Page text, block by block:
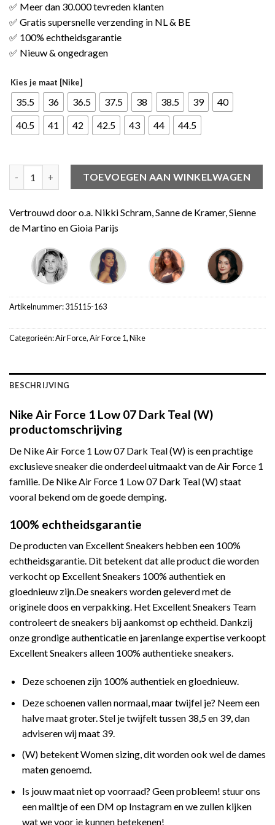
✅ Meer dan 30.000 tevreden klanten
✅ Gratis supersnelle verzending in NL & BE
✅ 100% echtheidsgarantie
✅ Nieuw & ongedragen
Kies je maat [Nike]
35.5 36 36.5 37.5 38 38.5 39
40
40.5
41 42 42.5 43 44 44.5
Nike Air Force 1 Low 07 Dark Teal (W) aantal
TOEVOEGEN AAN WINKELWAGEN
Vertrouwd door o.a. Nikki Schram, Sanne de Kramer, Sienne
de Martino en Gioia Parijs
Artikelnummer:315115-163
Categorieën:Air Force,Air Force 1,Nike
BESCHRIJVING
Nike Air Force 1 Low 07 Dark Teal (W)
productomschrijving
De Nike Air Force 1 Low 07 Dark Teal (W) is een prachtige
exclusieve sneaker die onderdeel uitmaakt van de Air Force 1
familie. De Nike Air Force 1 Low 07 Dark Teal (W) staat
vooral bekend om de goede demping.
100% echtheidsgarantie
De producten van Excellent Sneakers hebben een 100%
echtheidsgarantie. Dit betekent dat alle product die worden
verkocht op Excellent Sneakers 100% authentiek en
gloednieuw zijn.De sneakers worden geleverd met de
originele doos en verpakking. Het Excellent Sneakers Team
controleert de sneakers bij aankomst op echtheid. Dankzij
onze grondige authenticatie en jarenlange expertise verkoopt
Excellent Sneakers alleen 100% authentieke sneakers.
Deze schoenen zijn 100% authentiek en gloednieuw.
Deze schoenen vallen normaal, maar twijfel je? Neem een
halve maat groter. Stel je twijfelt tussen 38,5 en 39, dan
adviseren wij maat 39.
(W) betekent Women sizing, dit worden ook wel de dames
maten genoemd.
Is jouw maat niet op voorraad? Geen probleem! stuur ons
een mailtje of een DM op Instagram en we zullen kijken
wat we voor je kunnen betekenen!